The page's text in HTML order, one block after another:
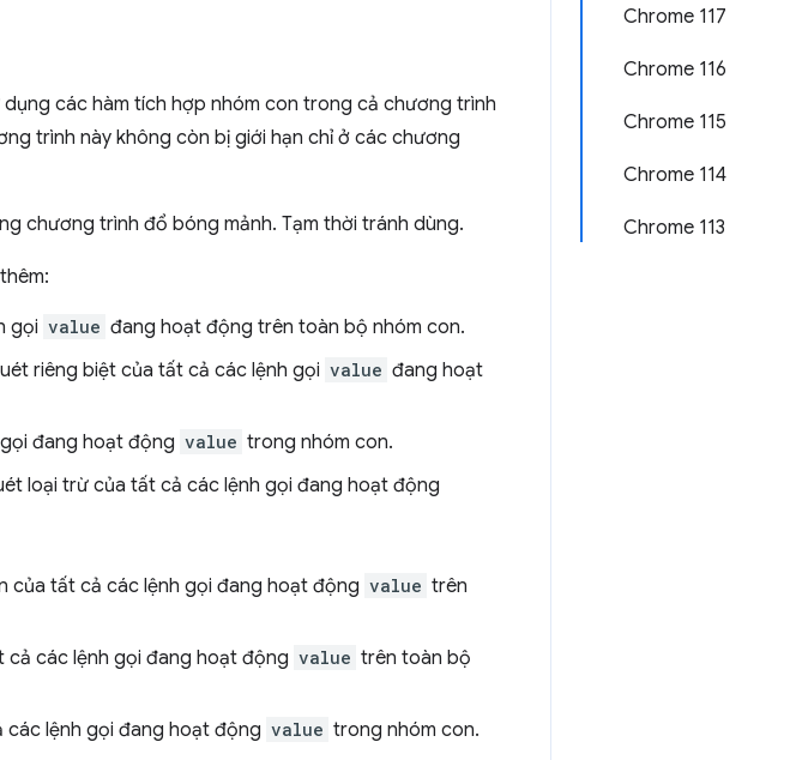
Chrome 117
Chrome 116
Chrome 115
Chrome 114
Chrome 113
dụng các hàm tích hợp nhóm con trong cả chương trình
trình này không còn bị giới hạn chỉ ở các chương
chương trình đổ bóng mảnh. Tạm thời tránh dùng.
gọi value đang hoạt động trên toàn bộ nhóm con.
riêng biệt của tất cả các lệnh gọi value đang hoạt
đang hoạt động value trong nhóm con.
loại trừ của tất cả các lệnh gọi đang hoạt động
của tất cả các lệnh gọi đang hoạt động value trên
cả các lệnh gọi đang hoạt động value trên toàn bộ
các lệnh gọi đang hoạt động value trong nhóm con.